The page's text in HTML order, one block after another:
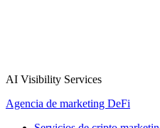
AI Visibility Services
Agencia de marketing DeFi